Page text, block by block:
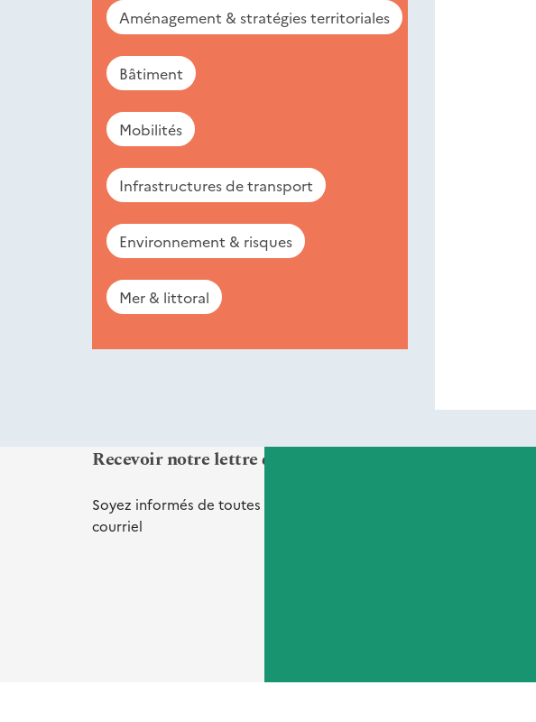
Aménagement & stratégies territoriales
Bâtiment
Mobilités
Infrastructures de transport
Environnement & risques
Mer & littoral
Recevoir notre lettre d'informations Vient de paraître
Soyez informés de toutes nos
courriel